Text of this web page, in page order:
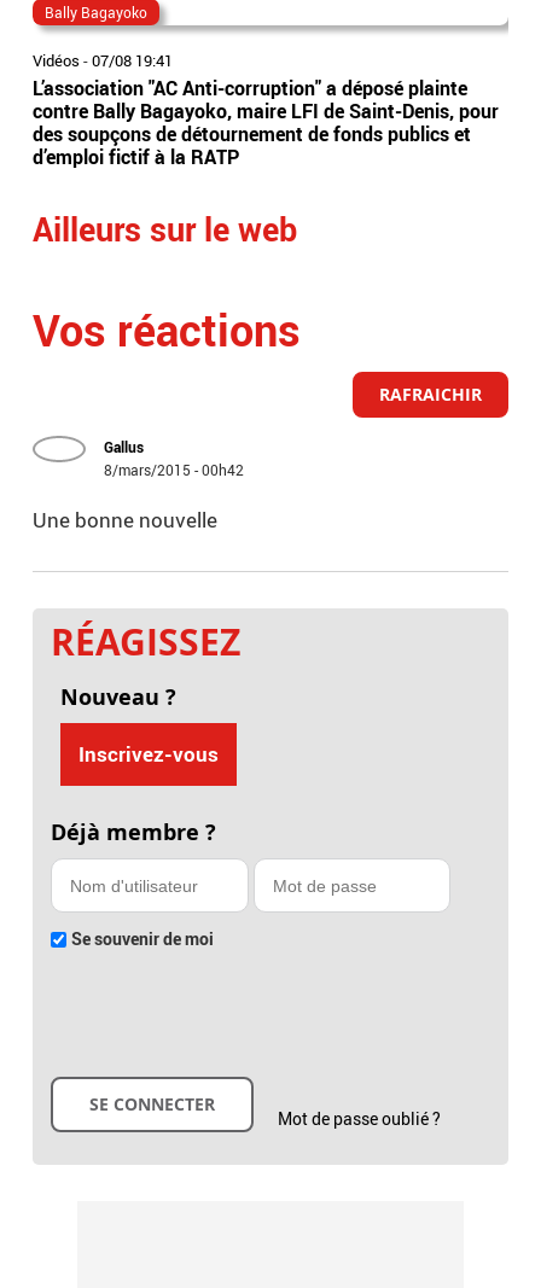
Bally Bagayoko
Vidéos -07/08 19:41
L’association "AC Anti-corruption" a déposé plainte
contre Bally Bagayoko, maire LFI de Saint-Denis, pour
des soupçons de détournement de fonds publics et
d’emploi fictif à la RATP
Ailleurs sur le web
Vos réactions
RAFRAICHIR
Gallus
8/mars/2015 - 00h42
Une bonne nouvelle
RÉAGISSEZ
Nouveau ?
Inscrivez-vous
Déjà membre ?
Se souvenir de moi
Mot de passe oublié ?